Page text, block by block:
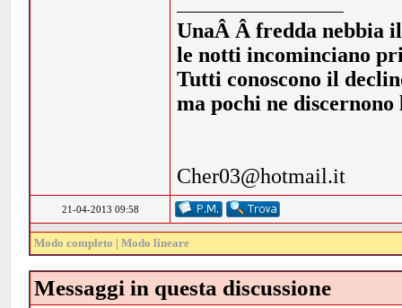
UnaÂ Â fredda nebbia
le notti incominciano
Tutti conoscono il
ma pochi ne
Cher03@hotmail.it
21-04-2013 09:58
Modo completo |Modo lineare
Messaggi in questa discussione